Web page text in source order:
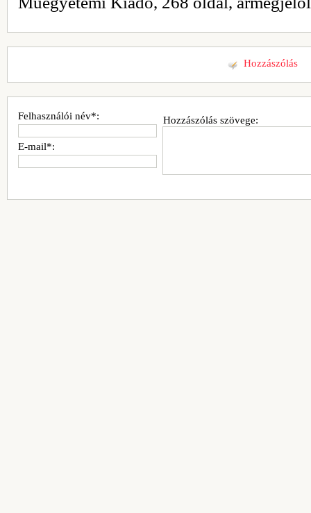
Hozzászólás
Hozzászólás szövege:
Felhasználói név*:
E-mail*: